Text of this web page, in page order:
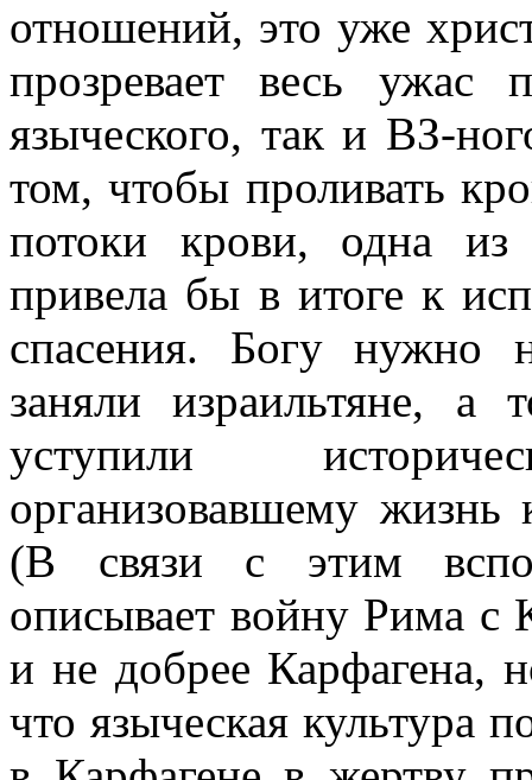
отношений, это уже
прозревает весь ужас
языческого, так и ВЗ-
том, чтобы проливать
потоки крови, одна из
привела бы в итоге к
спасения. Богу нужно
заняли израильтяне, а
уступили
организовавшему жизнь
(В связи с этим
описывает войну Рима
и не добрее Карфагена,
что языческая культура